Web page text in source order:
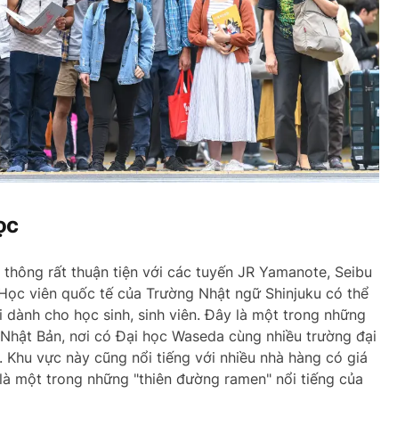
rất thuận tiện với các tuyến JR Yamanote, Seibu
viên quốc tế của Trường Nhật ngữ Shinjuku có thể
cho học sinh, sinh viên. Đây là một trong những
Bản, nơi có Đại học Waseda cùng nhiều trường đại
vực này cũng nổi tiếng với nhiều nhà hàng có giá
một trong những "thiên đường ramen" nổi tiếng của